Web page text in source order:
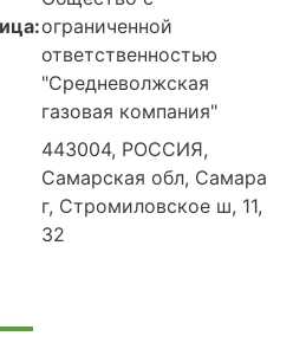
ограниченной
ответственностью
"Средневолжская
газовая компания"
443004, РОССИЯ,
Самарская обл, Самара
г, Стромиловское ш, 11,
32